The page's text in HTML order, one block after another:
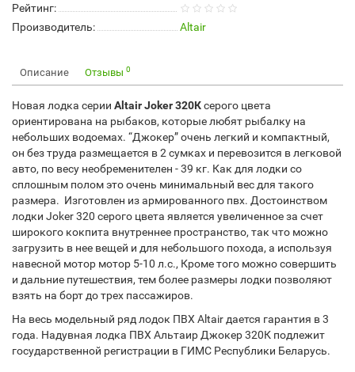
Рейтинг:
Производитель:
Altair
Описание Отзывы 0
Новая лодка серии Altair Joker 320Ксерого цвета
ориентирована на рыбаков, которые любят рыбалку на
небольших водоемах. “Джокер” очень легкий и компактный,
он без труда размещается в 2 сумках и перевозится в легковой
авто, по весу необременителен - 39 кг. Как для лодки со
сплошным полом это очень минимальный вес для такого
размера. Изготовлен из армированного пвх. Достоинством
лодки Joker 320 серого цвета является увеличенное за счет
широкого кокпита внутреннее пространство, так что можно
загрузить в нее вещей и для небольшого похода, а используя
навесной мотор мотор 5-10 л.с., Кроме того можно совершить
и дальние путешествия, тем более размеры лодки позволяют
взять на борт до трех пассажиров.
На весь модельный ряд лодок ПВХ Altair дается гарантия в 3
года. Надувная лодка ПВХ Альтаир Джокер 320К подлежит
государственной регистрации в ГИМС Республики Беларусь.